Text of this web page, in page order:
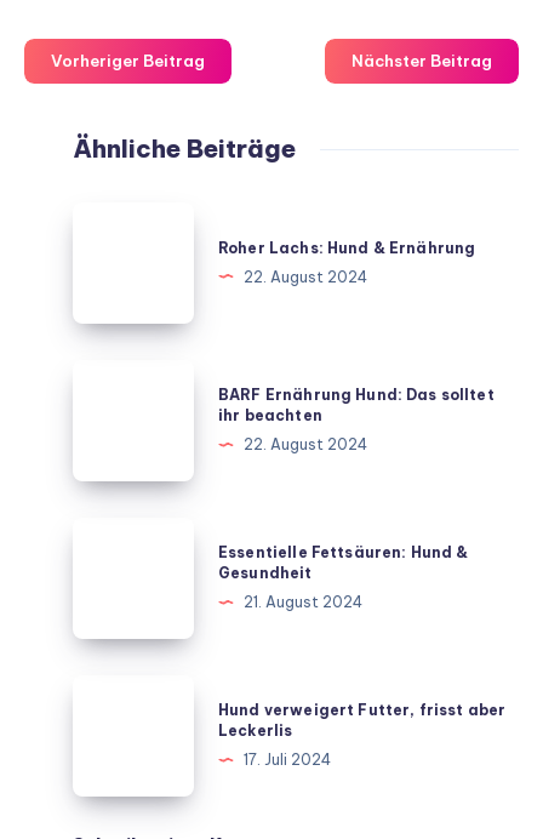
Vorheriger Beitrag Nächster Beitrag
Ähnliche Beiträge
Ernährung
Roher Lachs: Hund & Ernährung
22. August 2024
solltet
BARF Ernährung Hund: Das solltet
ihr beachten
22. August 2024
Gesundheit
Essentielle Fettsäuren: Hund &
Gesundheit
21. August 2024
aber
Hund verweigert Futter, frisst aber
Leckerlis
17. Juli 2024